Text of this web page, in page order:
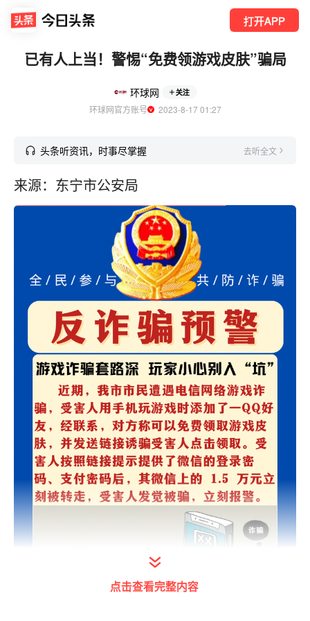
打开APP
已有人上当！警惕“免费领游戏皮肤”骗局
环球网 关注
环球网官方账号
  2023-8-17 01:27
头条听资讯，时事尽掌握 去听全文
来源：东宁市公安局
点击查看完整内容